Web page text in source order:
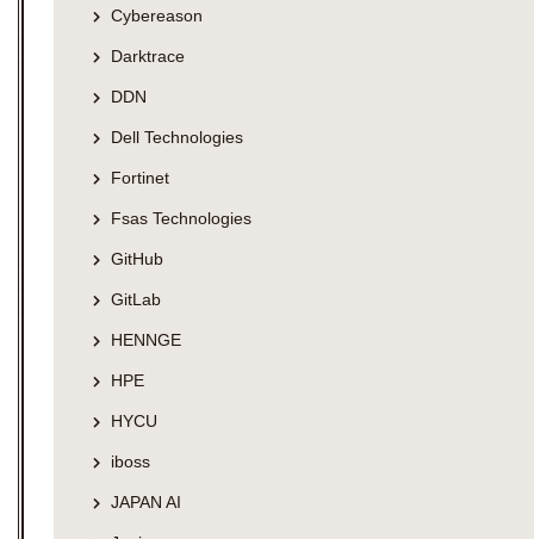
Cybereason
Darktrace
DDN
Dell Technologies
Fortinet
Fsas Technologies
GitHub
GitLab
HENNGE
HPE
HYCU
iboss
JAPAN AI